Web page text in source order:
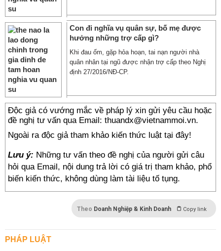
Con đi nghĩa vụ quân sự, bố mẹ được
hưởng những trợ cấp gì?
Khi đau ốm, gặp hỏa hoạn, tai nạn người nhà
quân nhân tại ngũ được nhận trợ cấp theo Nghị
định 27/2016/NĐ-CP.
Độc giả có vướng mắc về pháp lý xin gửi yêu cầu hoặc
đề nghị tư vấn qua Email: thuandx@vietnammoi.vn.
Ngoài ra độc giả tham khảo kiến thức luật tại đây!
Lưu ý: Những tư vấn theo đề nghị của người gửi câu
hỏi qua Email, nội dung trả lời có giá trị tham khảo, phổ
biến kiến thức, không dùng làm tài liệu tố tụng.
Theo Doanh Nghiệp & Kinh Doanh Copy link
PHÁP LUẬT